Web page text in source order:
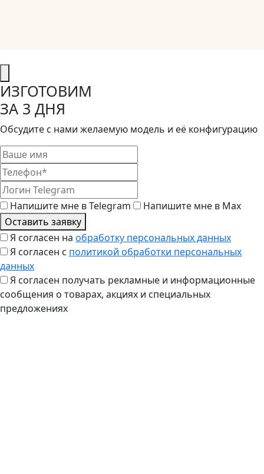
ИЗГОТОВИМ
ЗА 3 ДНЯ
Обсудите с нами желаемую модель и её конфигурацию
Напишите мне в Telegram
Напишите мне в Max
Оставить заявку
Я согласен на обработку персональных данных
Я согласен с политикой обработки персональных
данных
Я согласен получать рекламные и информационные
сообщения о товарах, акциях и специальных
предложениях